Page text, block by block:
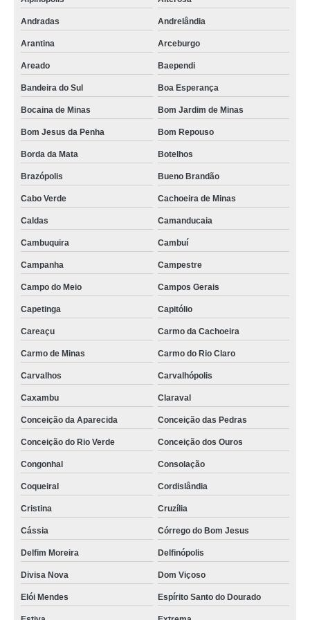
onde encontrar camisa social fábrica São Lourenço
fábrica camisa social masculina preços Divisa Nova
fábrica camisas masculina social Gonçalves
onde encontrar fábrica camisa masculina social Jardim Samambaia
comprar de fábrica de camisa masculina Monte Alto
onde encontrar fábrica de camisa social para homem Santo Antônio da
Alegria
fábrica de camisa social para homem preços Atibaia
comprar de loja de fábrica camisa social Brodowski
fábrica camisa masculina social preços Guaxupé
fábrica de camisa masculina Cássia
camisas social fábrica Salesópolis
comprar camisa social fábrica Silvianópolis
onde encontrar fábrica camisa social Ipuiuna
fábrica de camisas social masculina Bom Repouso
comprar de fábrica camisa masculina social Divisa Nova
fábrica camisa social preços Artur Nogueira
comprar de fábrica de camisa social de homem Santa Rita do Sapucaí
comprar camisa social fábrica Piranguinho
fábrica de camisa masculina preços Varginha
onde encontrar fábrica de camisa social Borda da Mata
fábrica de camisa social de homem preços Pradópolis
Andradas Andrelândia
Arantina Arceburgo
Areado Baependi
Bandeira do Sul Boa Esperança
Bocaina de Minas Bom Jardim de Minas
Bom Jesus da Penha Bom Repouso
Borda da Mata Botelhos
Brazópolis Bueno Brandão
Cabo Verde Cachoeira de Minas
Caldas Camanducaia
Cambuquira Cambuí
Campanha Campestre
Campo do Meio Campos Gerais
Capetinga Capitólio
Careaçu Carmo da Cachoeira
Carmo de Minas Carmo do Rio Claro
Carvalhos Carvalhópolis
Caxambu Claraval
Conceição da Aparecida Conceição das Pedras
Conceição do Rio Verde Conceição dos Ouros
Congonhal Consolação
Coqueiral Cordislândia
Cristina Cruzília
Cássia Córrego do Bom Jesus
Delfim Moreira Delfinópolis
Divisa Nova Dom Viçoso
Elói Mendes Espírito Santo do Dourado